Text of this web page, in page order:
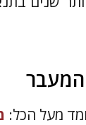
מעל הכל: